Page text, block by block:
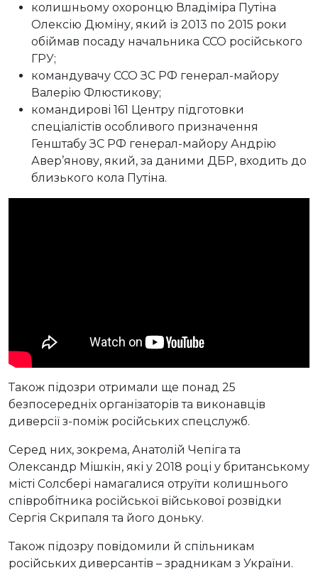
колишньому охоронцю Владіміра Путіна
Олексію Дюміну, який із 2013 по 2015 роки
обіймав посаду начальника ССО російського
ГРУ;
командувачу ССО ЗС РФ генерал-майору
Валерію Флюстикову;
командирові 161 Центру підготовки
спеціалістів особливого призначення
Генштабу ЗС РФ генерал-майору Андрію
Авер’янову, який, за даними ДБР, входить до
близького кола Путіна.
Також підозри отримали ще понад 25
безпосередніх організаторів та виконавців
диверсії з-поміж російських спецслужб.
Серед них, зокрема, Анатолій Чепіга та
Олександр Мішкін, які у 2018 році у британському
місті Солсбері намагалися отруїти колишнього
співробітника російської військової розвідки
Сергія Скрипаля та його доньку.
Також підозру повідомили й спільникам
російських диверсантів – зрадникам з України.